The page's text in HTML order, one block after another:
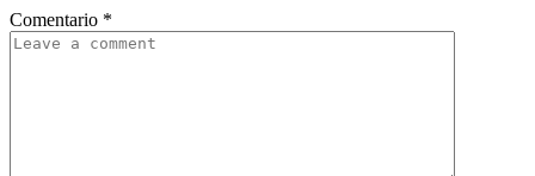
Comentario *